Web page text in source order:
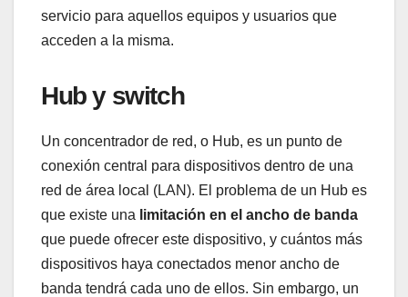
servicio para aquellos equipos y usuarios que
acceden a la misma.
Hub y switch
Un concentrador de red, o Hub, es un punto de
conexión central para dispositivos dentro de una
red de área local (LAN). El problema de un Hub es
que existe una limitación en el ancho de banda
que puede ofrecer este dispositivo, y cuántos más
dispositivos haya conectados menor ancho de
banda tendrá cada uno de ellos. Sin embargo, un